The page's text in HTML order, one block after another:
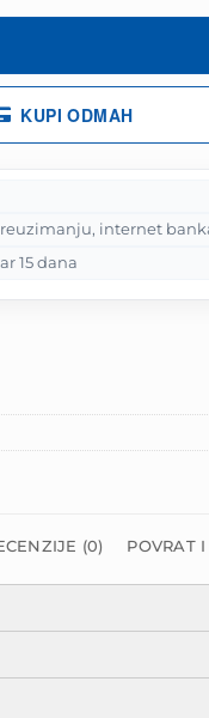
117.60
KUPI ODMAH
internet
15 dana
(0) POVRAT